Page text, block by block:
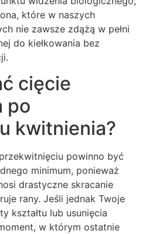
które w naszych
nie zawsze zdążą w pełni
do kiełkowania bez
cięcie
po
kwitnienia?
powinno być
minimum, ponieważ
drastyczne skracanie
rany. Jeśli jednak Twoje
kształtu lub usunięcia
w którym ostatnie